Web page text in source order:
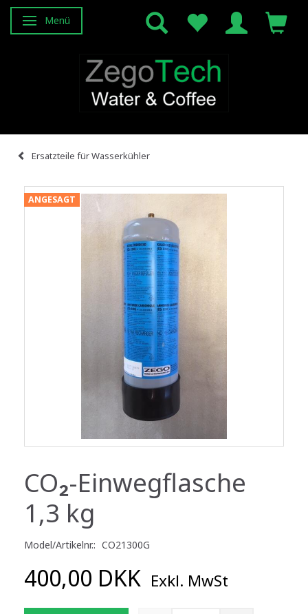
Anzeige ändern
Menü
Ersatzteile für Wasserkühler
ANGESAGT
CO₂-Einwegflasche
1,3 kg
Model/Artikelnr.: CO21300G
400,00 DKK Exkl. MwSt